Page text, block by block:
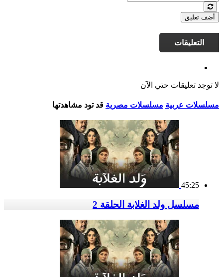
أضف تعليق
التعليقات
لا توجد تعليقات حتي الآن
مسلسلات عربية مسلسلات مصرية قد تود مشاهدتها
45:25
مسلسل ولد الغلابة الحلقة 2